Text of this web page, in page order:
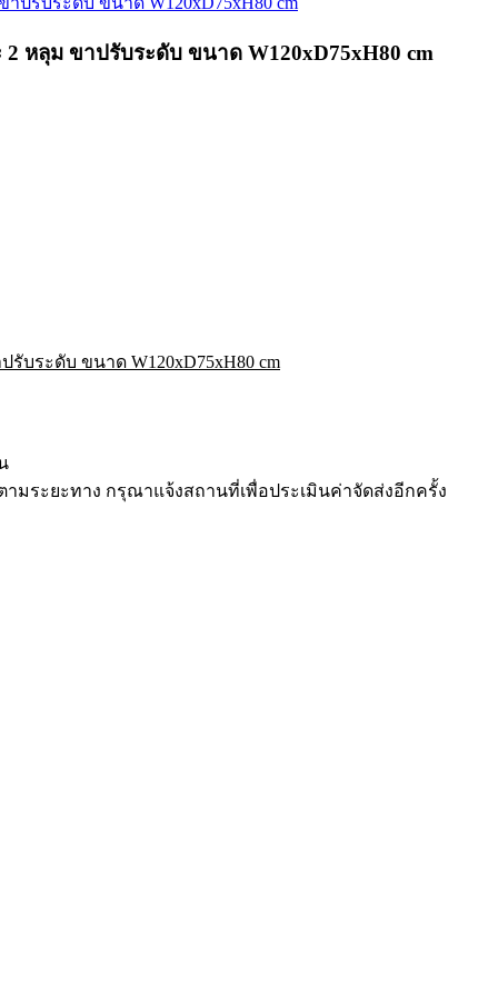
2 หลุม ขาปรับระดับ ขนาด W120xD75xH80 cm
รับระดับ ขนาด W120xD75xH80 cm
มระยะทาง กรุณาแจ้งสถานที่เพื่อประเมินค่าจัดส่งอีกครั้ง